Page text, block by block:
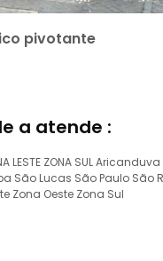
pivotante
a atende :
LESTE ZONA SULAricanduva
São Lucas São Paulo São
Zona Oeste Zona Sul